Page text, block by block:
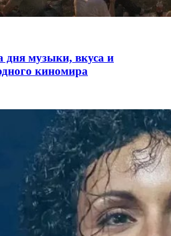
дня музыки, вкуса и
киномира